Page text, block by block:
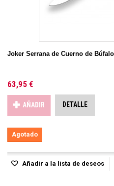
Joker Serrana de Cuerno de
63,95 €
AÑADIR DETALLE
Agotado
Añadir a la lista de deseos